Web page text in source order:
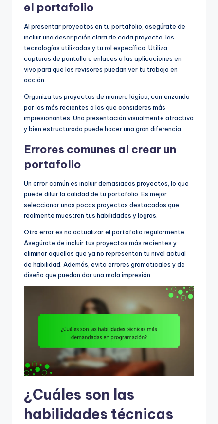
el portafolio
Al presentar proyectos en tu portafolio, asegúrate de
incluir una descripción clara de cada proyecto, las
tecnologías utilizadas y tu rol específico. Utiliza
capturas de pantalla o enlaces a las aplicaciones en
vivo para que los revisores puedan ver tu trabajo en
acción.
Organiza tus proyectos de manera lógica, comenzando
por los más recientes o los que consideres más
impresionantes. Una presentación visualmente atractiva
y bien estructurada puede hacer una gran diferencia.
Errores comunes al crear un
portafolio
Un error común es incluir demasiados proyectos, lo que
puede diluir la calidad de tu portafolio. Es mejor
seleccionar unos pocos proyectos destacados que
realmente muestren tus habilidades y logros.
Otro error es no actualizar el portafolio regularmente.
Asegúrate de incluir tus proyectos más recientes y
eliminar aquellos que ya no representan tu nivel actual
de habilidad. Además, evita errores gramaticales y de
diseño que puedan dar una mala impresión.
¿Cuáles son las
habilidades técnicas